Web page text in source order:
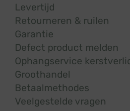
Levertijd
Retourneren & ruilen
Garantie
Defect product melden
Ophangservice
Groothandel
Betaalmethodes
Veelgestelde vragen